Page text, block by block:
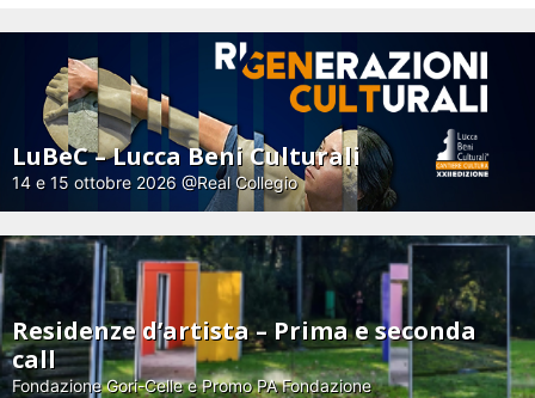
LuBeC – Lucca Beni Culturali
14 e 15 ottobre 2026 @Real Collegio
Residenze d’artista – Prima e seconda
call
Fondazione Gori-Celle e Promo PA Fondazione